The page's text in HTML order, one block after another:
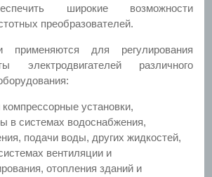
широкие возможности
преобразователей.
применяются для регулирования
электродвигателей различного
установки,
в системах водоснабжения,
подачи воды, других жидкостей,
вентиляции и
отопления зданий и